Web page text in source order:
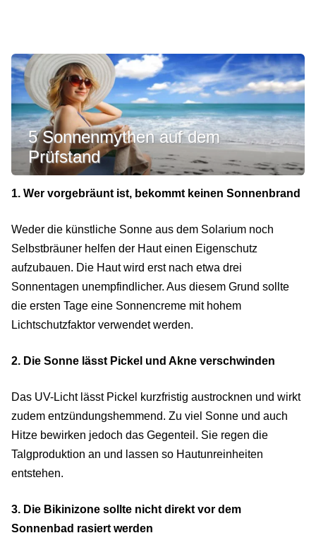
5 Sonnenmythen auf dem
Prüfstand
1. Wer vorgebräunt ist, bekommt keinen Sonnenbrand
Weder die künstliche Sonne aus dem Solarium noch
Selbstbräuner helfen der Haut einen Eigenschutz
aufzubauen. Die Haut wird erst nach etwa drei
Sonnentagen unempfindlicher. Aus diesem Grund sollte
die ersten Tage eine Sonnencreme mit hohem
Lichtschutzfaktor verwendet werden.
2. Die Sonne lässt Pickel und Akne verschwinden
Das UV-Licht lässt Pickel kurzfristig austrocknen und wirkt
zudem entzündungshemmend. Zu viel Sonne und auch
Hitze bewirken jedoch das Gegenteil. Sie regen die
Talgproduktion an und lassen so Hautunreinheiten
entstehen.
3. Die Bikinizone sollte nicht direkt vor dem
Sonnenbad rasiert werden